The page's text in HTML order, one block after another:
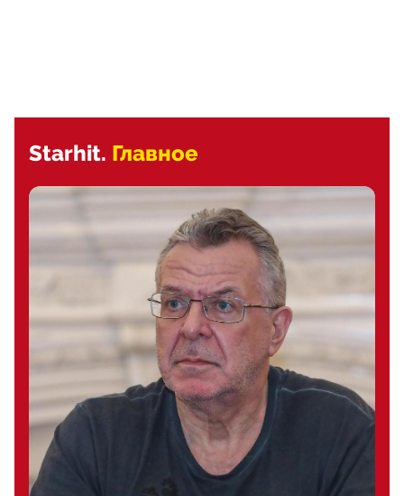
Starhit. Главное